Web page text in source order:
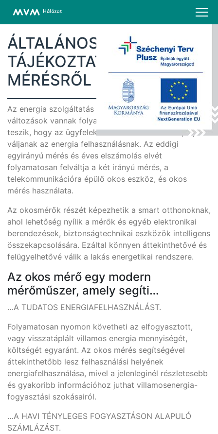
ÁLTALÁNOS
TÁJÉKOZTATÁS AZ OKOS
MÉRÉSRŐL
Az energia szolgáltatás modernizációjában jelentős
változások vannak folyamatban, melyek lehetővé
teszik, hogy az ügyfelek aktív és tudatos szereplőjévé
váljanak az energia felhasználásnak. Az eddigi
egyirányú mérés és éves elszámolás elvét
folyamatosan felváltja a két irányú mérés, a
telekommunikációra épülő okos eszköz, és okos
mérés használata.
Az okosmérők részét képezhetik a smart otthonoknak,
ahol lehetőség nyílik a mérők és egyéb elektronikai
berendezések, biztonságtechnikai eszközök intelligens
összekapcsolására. Ezáltal könnyen áttekinthetővé és
felügyelhetővé válik a lakás energetikai rendszere.
Az okos mérő egy modern
mérőműszer, amely segíti…
…A TUDATOS ENERGIAFELHASZNÁLÁST.
Folyamatosan nyomon követheti az elfogyasztott,
vagy visszatáplált villamos energia mennyiségét,
költségét egyaránt. Az okos mérés segítségével
áttekinthetőbb lesz felhasználási helyének
energiafelhasználása, mivel a jelenleginél részletesebb
és gyakoribb információhoz juthat villamosenergia-
fogyasztási szokásairól.
…A HAVI TÉNYLEGES FOGYASZTÁSON ALAPULÓ
SZÁMLÁZÁST.